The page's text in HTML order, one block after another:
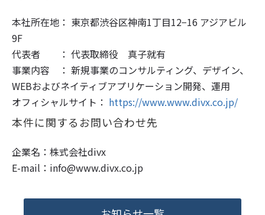
本社所在地： 東京都渋谷区神南1丁目12−16 アジアビル
9F
代表者 ： 代表取締役 真子就有
事業内容 ： 新規事業のコンサルティング、デザイン、
WEBおよびネイティブアプリケーション開発、運用
オフィシャルサイト： https://www.www.divx.co.jp/
本件に関するお問い合わせ先
企業名：株式会社divx
E-mail：info@www.divx.co.jp